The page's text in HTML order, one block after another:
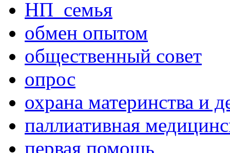
НП_семья
обмен опытом
общественный совет
опрос
охрана материнства и
паллиативная
первая помощь